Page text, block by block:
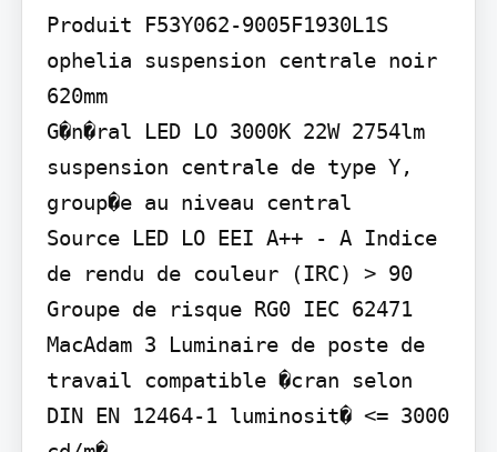
Produit F53Y062-9005F1930L1S
ophelia suspension centrale noir
620mm
G�n�ral LED LO 3000K 22W 2754lm
suspension centrale de type Y,
group�e au niveau central
Source LED LO EEI A++ - A Indice
de rendu de couleur (IRC) > 90
Groupe de risque RG0 IEC 62471
MacAdam 3 Luminaire de poste de
travail compatible �cran selon
DIN EN 12464-1 luminosit� <= 3000